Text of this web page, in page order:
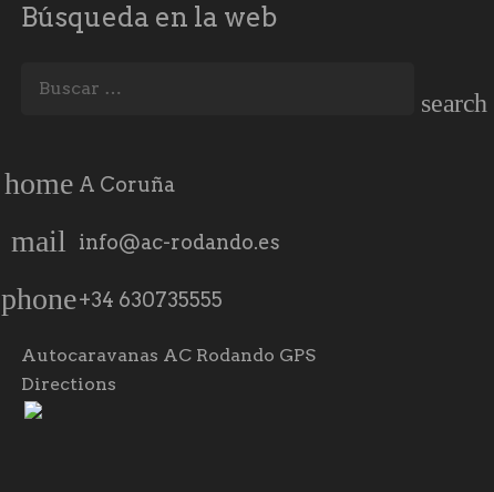
Búsqueda en la web
home A Coruña
mail info@ac-rodando.es
phone+34 630735555
Autocaravanas AC Rodando GPS
Directions